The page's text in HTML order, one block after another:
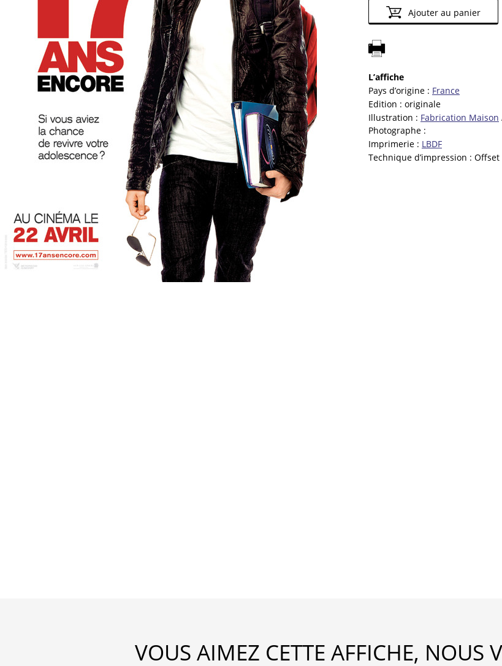
Ajouter au panier
L’affiche
Pays d’origine : France
Edition : originale
Illustration : Fabrication Maison
Photographe :
Imprimerie : LBDF
Technique d’impression : Offset
VOUS AIMEZ CETTE AFFICHE, NOUS